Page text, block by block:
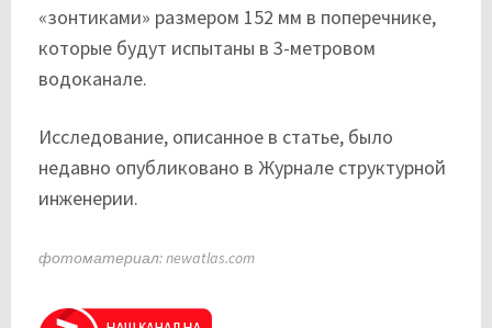
«зонтиками» размером 152 мм в поперечнике,
которые будут испытаны в 3-метровом
водоканале.
Исследование, описанное в статье, было
недавно опубликовано в Журнале структурной
инженерии.
фотоматериал: newatlas.com